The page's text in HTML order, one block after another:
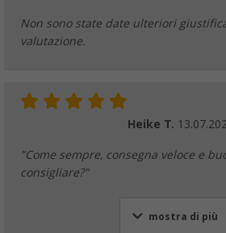
Non sono state date ulteriori
valutazione.
Heike T.
"Come sempre, consegna veloce e
consigliare?"
mostra di più